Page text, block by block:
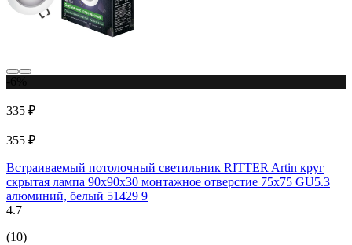
335 ₽
355 ₽
Встраиваемый потолочный светильник RITTER Artin круг
скрытая лампа 90x90x30 монтажное отверстие 75x75 GU5.3
алюминий, белый 51429 9
4.7
(10)